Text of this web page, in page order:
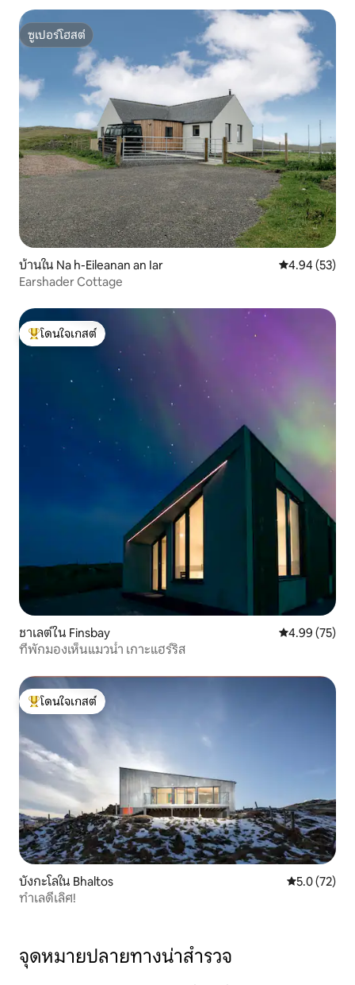
ซูเปอร์โฮสต์
ซูเปอร์โฮสต์
บ้านใน Na h-Eileanan an Iar คะแนนเฉลี่ย
4.94 (53)
Earshader Cottage
โดนใจเกสต์ที่สุด
โดนใจเกสต์
ชาเลต์ใน Finsbay คะแนนเฉลี่ย
4.99 (75)
ที่พักมองเห็นแมวน้ำ เกาะแฮร์ริส
โดนใจเกสต์ที่สุด
โดนใจเกสต์
บังกะโลใน Bhaltos คะแนนเฉลี่ย
5.0 (72)
ทำเลดีเลิศ!
จุดหมายปลายทางน่าสำรวจ